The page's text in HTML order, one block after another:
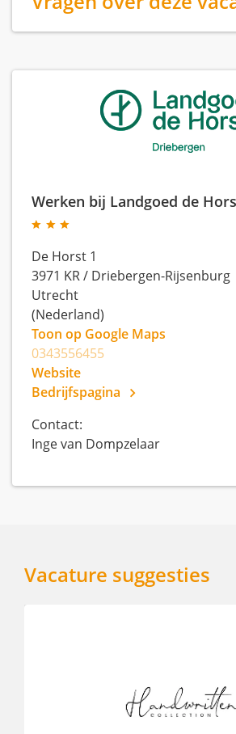
Werken bij Landgoed de
De Horst 1
3971 KR/ Driebergen-Rijsenburg
Utrecht
(Nederland)
Toon op Google Maps
0343556455
Website
Bedrijfspagina
Contact:
Inge van Dompzelaar
Vacature suggesties